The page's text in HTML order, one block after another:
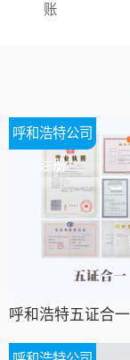
账
呼和浩特公司
注册
呼和浩特五证合一